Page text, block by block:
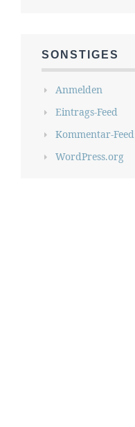
SONSTIGES
Anmelden
Eintrags-Feed
Kommentar-Feed
WordPress.org